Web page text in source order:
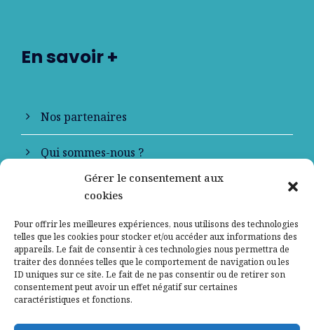
Gérer le consentement aux
cookies
Pour offrir les meilleures expériences, nous utilisons des technologies
telles que les cookies pour stocker et/ou accéder aux informations des
appareils. Le fait de consentir à ces technologies nous permettra de
traiter des données telles que le comportement de navigation ou les
ID uniques sur ce site. Le fait de ne pas consentir ou de retirer son
consentement peut avoir un effet négatif sur certaines
caractéristiques et fonctions.
En savoir +
Nos partenaires
Qui sommes-nous ?
Contactez-nous
Mentions légales
Politique de confidentialité